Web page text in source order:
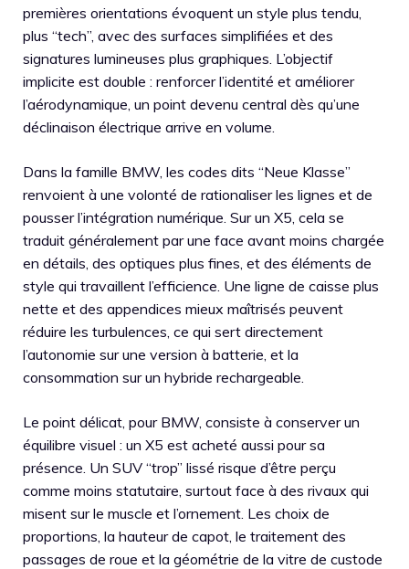
premières orientations évoquent un style plus tendu,
plus “tech”, avec des surfaces simplifiées et des
signatures lumineuses plus graphiques. L’objectif
implicite est double : renforcer l’identité et améliorer
l’aérodynamique, un point devenu central dès qu’une
déclinaison électrique arrive en volume.
Dans la famille BMW, les codes dits “Neue Klasse”
renvoient à une volonté de rationaliser les lignes et de
pousser l’intégration numérique. Sur un X5, cela se
traduit généralement par une face avant moins chargée
en détails, des optiques plus fines, et des éléments de
style qui travaillent l’efficience. Une ligne de caisse plus
nette et des appendices mieux maîtrisés peuvent
réduire les turbulences, ce qui sert directement
l’autonomie sur une version à batterie, et la
consommation sur un hybride rechargeable.
Le point délicat, pour BMW, consiste à conserver un
équilibre visuel : un X5 est acheté aussi pour sa
présence. Un SUV “trop” lissé risque d’être perçu
comme moins statutaire, surtout face à des rivaux qui
misent sur le muscle et l’ornement. Les choix de
proportions, la hauteur de capot, le traitement des
passages de roue et la géométrie de la vitre de custode